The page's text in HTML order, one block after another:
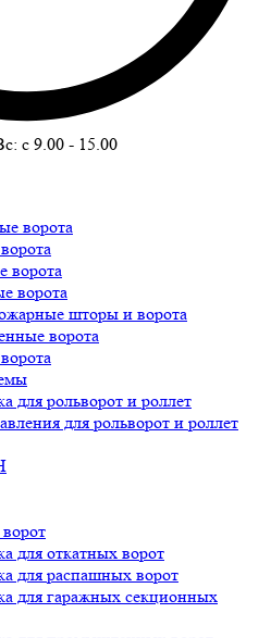
c 9.00 - 15.00
ворота
ворота
ворота
шторы и ворота
ворота
для рольворот и роллет
для рольворот и роллет
для откатных ворот
для распашных ворот
для гаражных секционных